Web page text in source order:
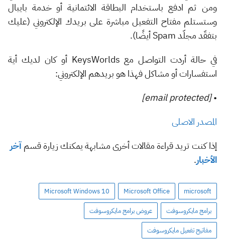
ومن ثم ادفع باستخدام البطاقة الائتمانية أو خدمة بايبال
وستستلم مفتاح التفعيل مباشرة على بريدك الإلكتروني (عليك
بتفقّد مجلّد Spam أيضًا).
في حالة أردت التواصل مع KeysWorlds أو كان لديك أية
استفسارات أو مشاكل فهذا هو بريدهم الإلكتروني:
•
[email protected]
المصدر الاصلى
إذا كنت تريد قراءة مقالات أخرى مشابهة يمكنك زيارة قسمآخر
الأخبار.
microsoft
Microsoft Office
Microsoft Windows 10
برامج مايكروسوفت عروض برامج مايكروسوفت
مفاتيح تفعيل مايكروسوفت